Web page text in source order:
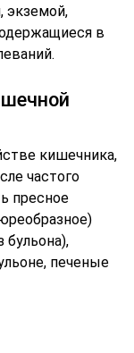
экземой,
в
кишечника,
частого
пресное
печеные